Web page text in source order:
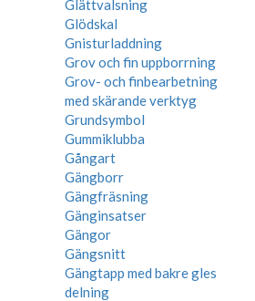
Glättvalsning
Glödskal
Gnisturladdning
Grov och fin uppborrning
Grov- och finbearbetning
med skärande verktyg
Grundsymbol
Gummiklubba
Gångart
Gängborr
Gängfräsning
Gänginsatser
Gängor
Gängsnitt
Gängtapp med bakre gles
delning